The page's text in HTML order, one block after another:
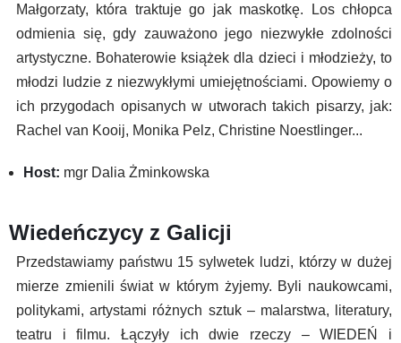
Małgorzaty, która traktuje go jak maskotkę. Los chłopca
odmienia się, gdy zauważono jego niezwykłe zdolności
artystyczne. Bohaterowie książek dla dzieci i młodzieży, to
młodzi ludzie z niezwykłymi umiejętnościami. Opowiemy o
ich przygodach opisanych w utworach takich pisarzy, jak:
Rachel van Kooij, Monika Pelz, Christine Noestlinger...
Host: mgr Dalia Żminkowska
Wiedeńczycy z Galicji
Przedstawiamy państwu 15 sylwetek ludzi, którzy w dużej
mierze zmienili świat w którym żyjemy. Byli naukowcami,
politykami, artystami różnych sztuk – malarstwa, literatury,
teatru i filmu. Łączyły ich dwie rzeczy – WIEDEŃ i